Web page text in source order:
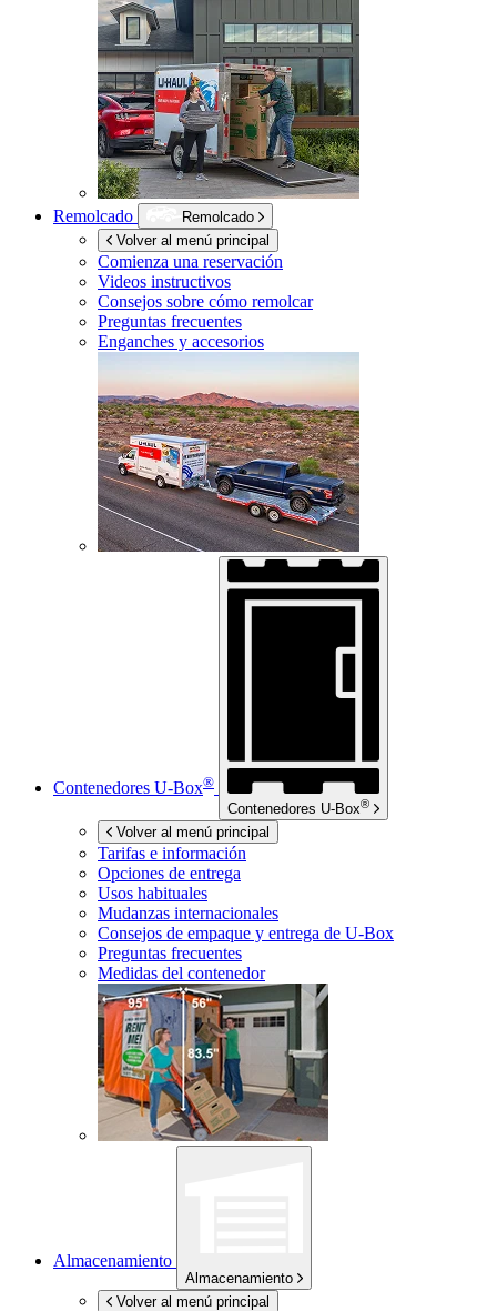
Remolcado
Remolcado
Volver al menú principal
Comienza una reservación
Videos instructivos
Consejos sobre cómo remolcar
Preguntas frecuentes
Enganches y accesorios
Contenedores U-Box®
Contenedores U-Box®
Volver al menú principal
Tarifas e información
Opciones de entrega
Usos habituales
Mudanzas internacionales
Consejos de empaque y entrega de U-Box
Preguntas frecuentes
Medidas del contenedor
Almacenamiento
Almacenamiento
Volver al menú principal